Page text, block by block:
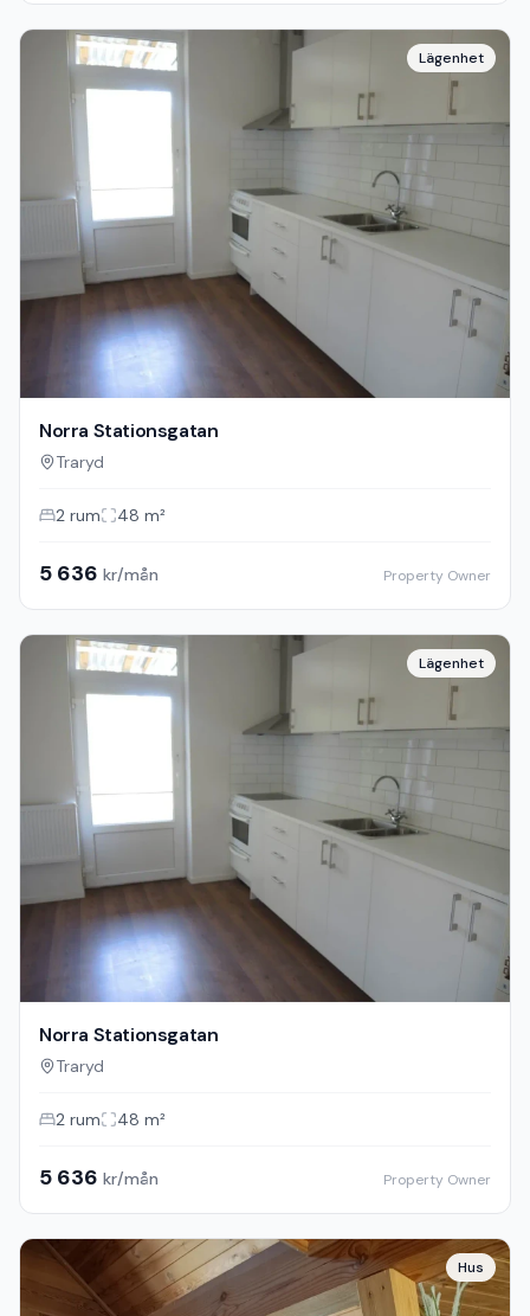
Lägenhet
Norra Stationsgatan
Traryd
2 rum 48 m²
5 636 kr/mån Property Owner
Lägenhet
Norra Stationsgatan
Traryd
2 rum 48 m²
5 636 kr/mån Property Owner
Hus